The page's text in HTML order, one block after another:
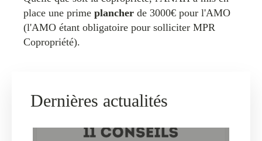
place une prime plancher de 3000€ pour l'AMO
(l'AMO étant obligatoire pour solliciter MPR
Copropriété).
Dernières actualités